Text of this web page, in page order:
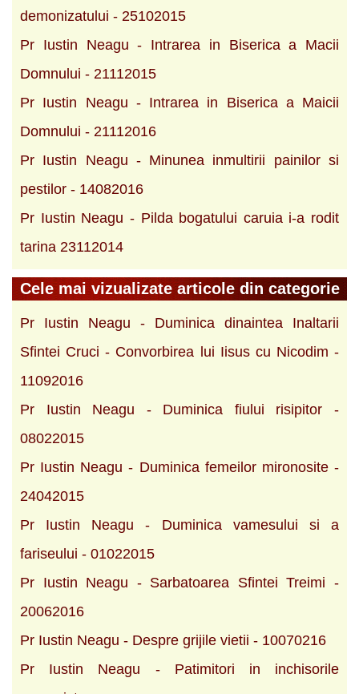
demonizatului - 25102015
Pr Iustin Neagu - Intrarea in Biserica a Macii
Domnului - 21112015
Pr Iustin Neagu - Intrarea in Biserica a Maicii
Domnului - 21112016
Pr Iustin Neagu - Minunea inmultirii painilor si
pestilor - 14082016
Pr Iustin Neagu - Pilda bogatului caruia i-a rodit
tarina 23112014
Cele mai vizualizate articole din categorie
Pr Iustin Neagu - Duminica dinaintea Inaltarii
Sfintei Cruci - Convorbirea lui Iisus cu Nicodim -
11092016
Pr Iustin Neagu - Duminica fiului risipitor -
08022015
Pr Iustin Neagu - Duminica femeilor mironosite -
24042015
Pr Iustin Neagu - Duminica vamesului si a
fariseului - 01022015
Pr Iustin Neagu - Sarbatoarea Sfintei Treimi -
20062016
Pr Iustin Neagu - Despre grijile vietii - 10070216
Pr Iustin Neagu - Patimitori in inchisorile